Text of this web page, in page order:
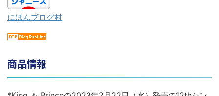
にほんブログ村
商品情報